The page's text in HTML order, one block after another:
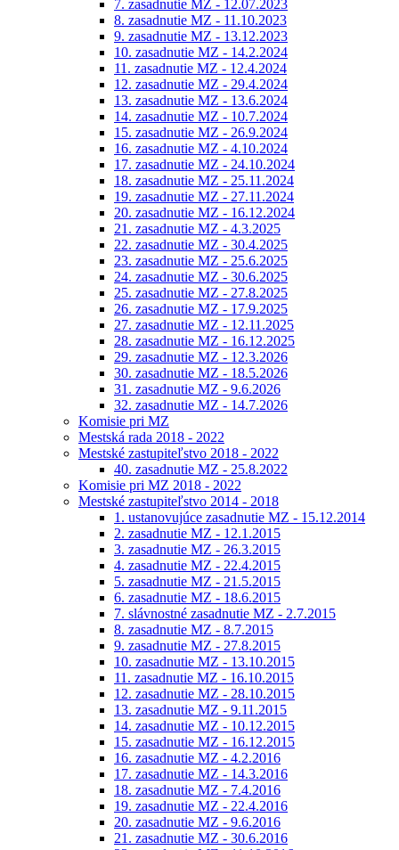
7. zasadnutie MZ - 12.07.2023
8. zasadnutie MZ - 11.10.2023
9. zasadnutie MZ - 13.12.2023
10. zasadnutie MZ - 14.2.2024
11. zasadnutie MZ - 12.4.2024
12. zasadnutie MZ - 29.4.2024
13. zasadnutie MZ - 13.6.2024
14. zasadnutie MZ - 10.7.2024
15. zasadnutie MZ - 26.9.2024
16. zasadnutie MZ - 4.10.2024
17. zasadnutie MZ - 24.10.2024
18. zasadnutie MZ - 25.11.2024
19. zasadnutie MZ - 27.11.2024
20. zasadnutie MZ - 16.12.2024
21. zasadnutie MZ - 4.3.2025
22. zasadnutie MZ - 30.4.2025
23. zasadnutie MZ - 25.6.2025
24. zasadnutie MZ - 30.6.2025
25. zasadnutie MZ - 27.8.2025
26. zasadnutie MZ - 17.9.2025
27. zasadnutie MZ - 12.11.2025
28. zasadnutie MZ - 16.12.2025
29. zasadnutie MZ - 12.3.2026
30. zasadnutie MZ - 18.5.2026
31. zasadnutie MZ - 9.6.2026
32. zasadnutie MZ - 14.7.2026
Komisie pri MZ
Mestská rada 2018 - 2022
Mestské zastupiteľstvo 2018 - 2022
40. zasadnutie MZ - 25.8.2022
Komisie pri MZ 2018 - 2022
Mestské zastupiteľstvo 2014 - 2018
1. ustanovujúce zasadnutie MZ - 15.12.2014
2. zasadnutie MZ - 12.1.2015
3. zasadnutie MZ - 26.3.2015
4. zasadnutie MZ - 22.4.2015
5. zasadnutie MZ - 21.5.2015
6. zasadnutie MZ - 18.6.2015
7. slávnostné zasadnutie MZ - 2.7.2015
8. zasadnutie MZ - 8.7.2015
9. zasadnutie MZ - 27.8.2015
10. zasadnutie MZ - 13.10.2015
11. zasadnutie MZ - 16.10.2015
12. zasadnutie MZ - 28.10.2015
13. zasadnutie MZ - 9.11.2015
14. zasadnutie MZ - 10.12.2015
15. zasadnutie MZ - 16.12.2015
16. zasadnutie MZ - 4.2.2016
17. zasadnutie MZ - 14.3.2016
18. zasadnutie MZ - 7.4.2016
19. zasadnutie MZ - 22.4.2016
20. zasadnutie MZ - 9.6.2016
21. zasadnutie MZ - 30.6.2016